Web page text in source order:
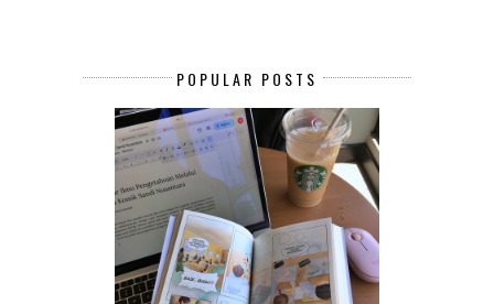
POPULAR POSTS